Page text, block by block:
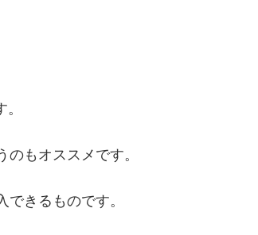
もオススメです。
きるものです。